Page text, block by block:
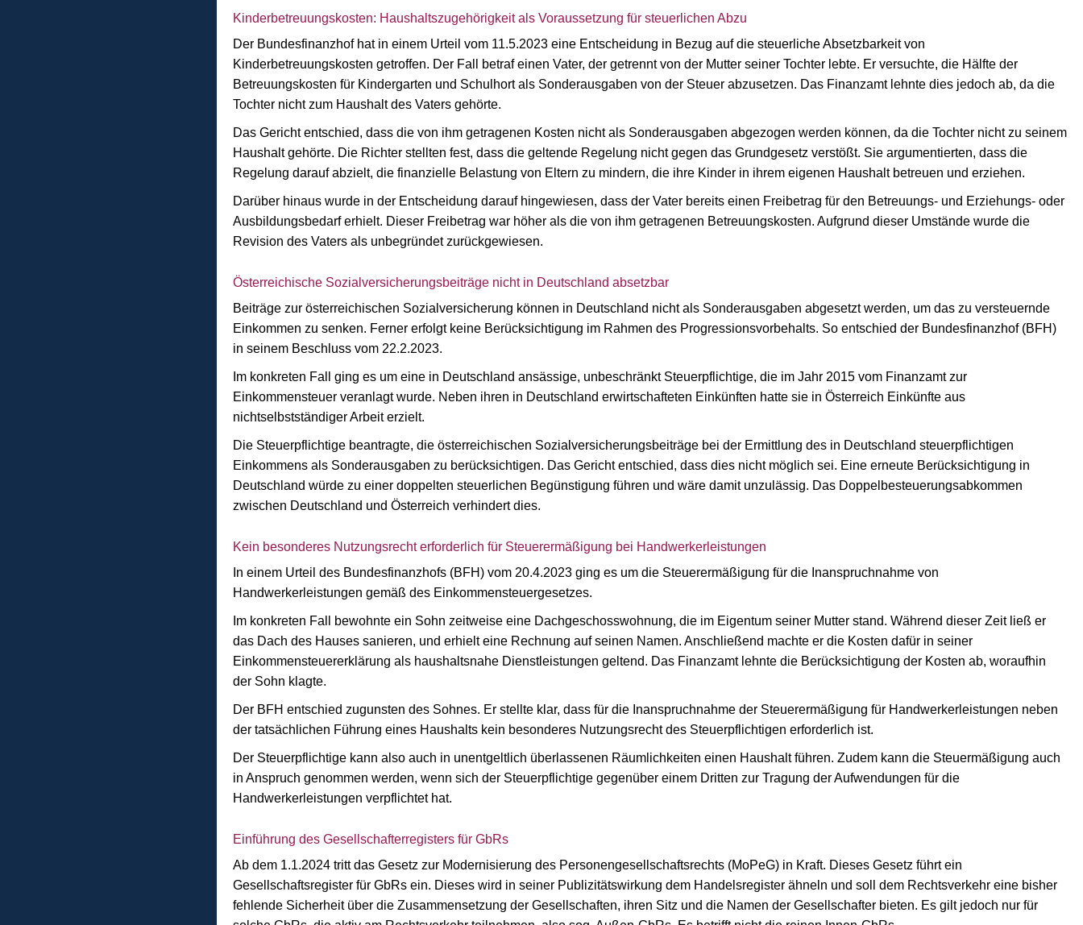
Kinderbetreuungskosten: Haushaltszugehörigkeit als Voraussetzung für steuerlichen Abzu
Der Bundesfinanzhof hat in einem Urteil vom 11.5.2023 eine Entscheidung in Bezug auf die steuerliche Absetzbarkeit von
Kinderbetreuungskosten getroffen. Der Fall betraf einen Vater, der getrennt von der Mutter seiner Tochter lebte. Er versuchte, die Hälfte der
Betreuungskosten für Kindergarten und Schulhort als Sonderausgaben von der Steuer abzusetzen. Das Finanzamt lehnte dies jedoch ab, da die
Tochter nicht zum Haushalt des Vaters gehörte.
Das Gericht entschied, dass die von ihm getragenen Kosten nicht als Sonderausgaben abgezogen werden können, da die Tochter nicht zu seinem
Haushalt gehörte. Die Richter stellten fest, dass die geltende Regelung nicht gegen das Grundgesetz verstößt. Sie argumentierten, dass die
Regelung darauf abzielt, die finanzielle Belastung von Eltern zu mindern, die ihre Kinder in ihrem eigenen Haushalt betreuen und erziehen.
Darüber hinaus wurde in der Entscheidung darauf hingewiesen, dass der Vater bereits einen Freibetrag für den Betreuungs- und Erziehungs- oder
Ausbildungsbedarf erhielt. Dieser Freibetrag war höher als die von ihm getragenen Betreuungskosten. Aufgrund dieser Umstände wurde die
Revision des Vaters als unbegründet zurückgewiesen.
Österreichische Sozialversicherungsbeiträge nicht in Deutschland absetzbar
Beiträge zur österreichischen Sozialversicherung können in Deutschland nicht als Sonderausgaben abgesetzt werden, um das zu versteuernde
Einkommen zu senken. Ferner erfolgt keine Berücksichtigung im Rahmen des Progressionsvorbehalts. So entschied der Bundesfinanzhof (BFH)
in seinem Beschluss vom 22.2.2023.
Im konkreten Fall ging es um eine in Deutschland ansässige, unbeschränkt Steuerpflichtige, die im Jahr 2015 vom Finanzamt zur
Einkommensteuer veranlagt wurde. Neben ihren in Deutschland erwirtschafteten Einkünften hatte sie in Österreich Einkünfte aus
nichtselbstständiger Arbeit erzielt.
Die Steuerpflichtige beantragte, die österreichischen Sozialversicherungsbeiträge bei der Ermittlung des in Deutschland steuerpflichtigen
Einkommens als Sonderausgaben zu berücksichtigen. Das Gericht entschied, dass dies nicht möglich sei. Eine erneute Berücksichtigung in
Deutschland würde zu einer doppelten steuerlichen Begünstigung führen und wäre damit unzulässig. Das Doppelbesteuerungsabkommen
zwischen Deutschland und Österreich verhindert dies.
Kein besonderes Nutzungsrecht erforderlich für Steuerermäßigung bei Handwerkerleistungen
In einem Urteil des Bundesfinanzhofs (BFH) vom 20.4.2023 ging es um die Steuerermäßigung für die Inanspruchnahme von
Handwerkerleistungen gemäß des Einkommensteuergesetzes.
Im konkreten Fall bewohnte ein Sohn zeitweise eine Dachgeschosswohnung, die im Eigentum seiner Mutter stand. Während dieser Zeit ließ er
das Dach des Hauses sanieren, und erhielt eine Rechnung auf seinen Namen. Anschließend machte er die Kosten dafür in seiner
Einkommensteuererklärung als haushaltsnahe Dienstleistungen geltend. Das Finanzamt lehnte die Berücksichtigung der Kosten ab, woraufhin
der Sohn klagte.
Der BFH entschied zugunsten des Sohnes. Er stellte klar, dass für die Inanspruchnahme der Steuerermäßigung für Handwerkerleistungen neben
der tatsächlichen Führung eines Haushalts kein besonderes Nutzungsrecht des Steuerpflichtigen erforderlich ist.
Der Steuerpflichtige kann also auch in unentgeltlich überlassenen Räumlichkeiten einen Haushalt führen. Zudem kann die Steuermäßigung auch
in Anspruch genommen werden, wenn sich der Steuerpflichtige gegenüber einem Dritten zur Tragung der Aufwendungen für die
Handwerkerleistungen verpflichtet hat.
Einführung des Gesellschafterregisters für GbRs
Ab dem 1.1.2024 tritt das Gesetz zur Modernisierung des Personengesellschaftsrechts (MoPeG) in Kraft. Dieses Gesetz führt ein
Gesellschaftsregister für GbRs ein. Dieses wird in seiner Publizitätswirkung dem Handelsregister ähneln und soll dem Rechtsverkehr eine bisher
fehlende Sicherheit über die Zusammensetzung der Gesellschaften, ihren Sitz und die Namen der Gesellschafter bieten. Es gilt jedoch nur für